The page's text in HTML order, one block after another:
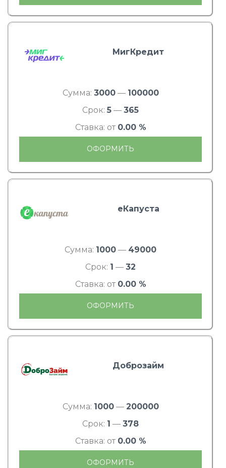
МигКредит
Сумма: 3000— 100000
Срок: 5 — 365
Ставка: от 0.00 %
ОФОРМИТЬ
еКапуста
Сумма: 1000 — 49000
Срок: 1 — 32
Ставка: от 0.00 %
ОФОРМИТЬ
Доброзайм
Сумма: 1000— 200000
Срок: 1 — 378
Ставка: от 0.00 %
ОФОРМИТЬ